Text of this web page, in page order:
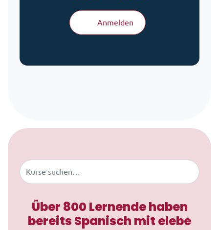
Anmelden
Zum Inhalt springen
Buscar
Über 800 Lernende haben
bereits Spanisch mit elebe